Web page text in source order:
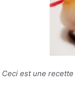
Ceci est une